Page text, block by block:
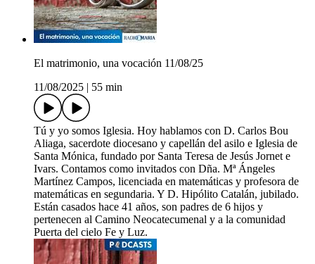
El matrimonio, una vocación 11/08/25
11/08/2025
55 min
Tú y yo somos Iglesia. Hoy hablamos con D. Carlos Bou
Aliaga, sacerdote diocesano y capellán del asilo e Iglesia de
Santa Mónica, fundado por Santa Teresa de Jesús Jornet e
Ivars. Contamos como invitados con Dña. Mª Ángeles
Martínez Campos, licenciada en matemáticas y profesora de
matemáticas en segundaria. Y D. Hipólito Catalán, jubilado.
Están casados hace 41 años, son padres de 6 hijos y
pertenecen al Camino Neocatecumenal y a la comunidad
Puerta del cielo Fe y Luz.